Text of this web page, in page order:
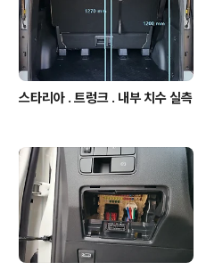
스타리아 . 트렁크 . 내부 치수 실측